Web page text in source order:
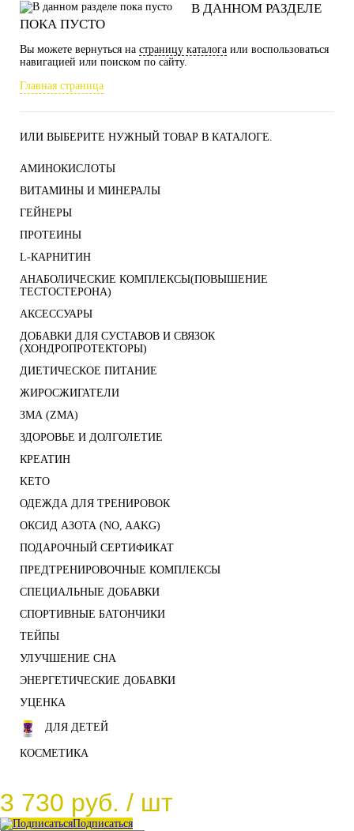
В ДАННОМ РАЗДЕЛЕ
ПОКА ПУСТО
Вы можете вернуться на страницу каталога или воспользоваться
навигацией или поиском по сайту.
Главная страница
ИЛИ ВЫБЕРИТЕ НУЖНЫЙ ТОВАР В КАТАЛОГЕ.
АМИНОКИСЛОТЫ
ВИТАМИНЫ И МИНЕРАЛЫ
ГЕЙНЕРЫ
ПРОТЕИНЫ
L-КАРНИТИН
АНАБОЛИЧЕСКИЕ КОМПЛЕКСЫ(ПОВЫШЕНИЕ
ТЕСТОСТЕРОНА)
АКСЕССУАРЫ
ДОБАВКИ ДЛЯ СУСТАВОВ И СВЯЗОК
(ХОНДРОПРОТЕКТОРЫ)
ДИЕТИЧЕСКОЕ ПИТАНИЕ
ЖИРОСЖИГАТЕЛИ
ЗМА (ZMA)
ЗДОРОВЬЕ И ДОЛГОЛЕТИЕ
КРЕАТИН
KETO
ОДЕЖДА ДЛЯ ТРЕНИРОВОК
ОКСИД АЗОТА (NO, AAKG)
ПОДАРОЧНЫЙ СЕРТИФИКАТ
ПРЕДТРЕНИРОВОЧНЫЕ КОМПЛЕКСЫ
СПЕЦИАЛЬНЫЕ ДОБАВКИ
СПОРТИВНЫЕ БАТОНЧИКИ
ТЕЙПЫ
УЛУЧШЕНИЕ СНА
ЭНЕРГЕТИЧЕСКИЕ ДОБАВКИ
УЦЕНКА
ДЛЯ ДЕТЕЙ
КОСМЕТИКА
3 730 руб. / шт
Подписаться